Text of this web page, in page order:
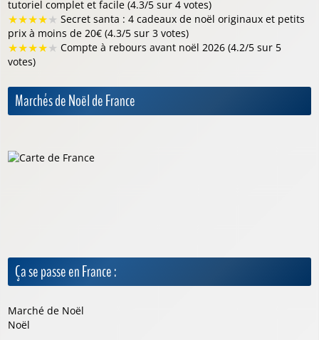
tutoriel complet et facile (4.3/5 sur 4 votes)
★★★★★ Secret santa : 4 cadeaux de noël originaux et petits
prix à moins de 20€ (4.3/5 sur 3 votes)
★★★★★ Compte à rebours avant noël 2026 (4.2/5 sur 5
votes)
Marchés de Noël de France
Ça se passe en France :
Marché de Noël
Noël